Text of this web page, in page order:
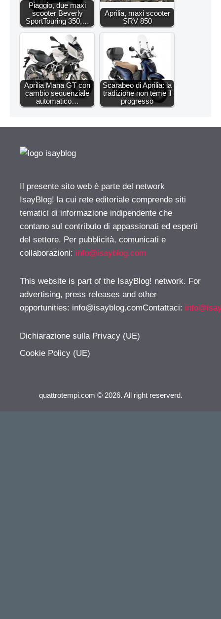
Piaggio, due maxi
scooter Beverly
SportTouring 350,…
Aprilia, maxi scooter
SRV 850
Aprilia Mana GT con
cambio sequenziale
automatico…
Scarabeo di Aprilia: la
tradizione non teme il
progresso
Il presente sito web è parte del network
IsayBlog! la cui rete editoriale comprende siti
tematici di informazione indipendente che
contano sul contributo di appassionati ed esperti
del settore. Per pubblicità, comunicati e
collaborazioni: info@isayblog.com
This website is part of the IsayBlog! network. For
advertising, press releases and other
opportunities: info@isayblog.comContattaci:
Dichiarazione sulla Privacy (UE)
Cookie Policy (UE)
quattrotempi.com © 2026. All right reserverd.